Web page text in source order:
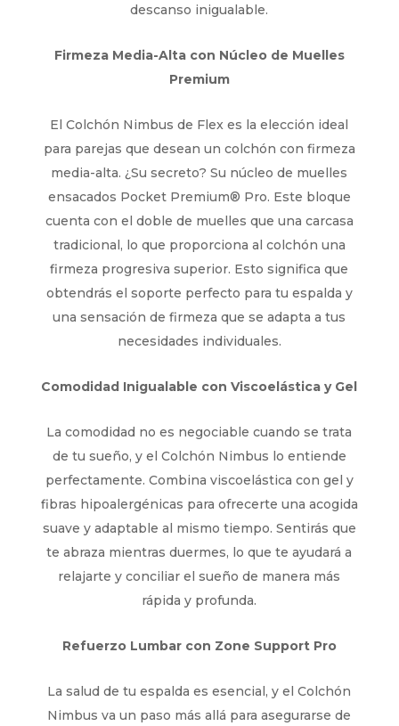
descanso inigualable.
Firmeza Media-Alta con Núcleo de Muelles
Premium
El Colchón Nimbus de Flex es la elección ideal
para parejas que desean un colchón con firmeza
media-alta. ¿Su secreto? Su núcleo de muelles
ensacados Pocket Premium® Pro. Este bloque
cuenta con el doble de muelles que una carcasa
tradicional, lo que proporciona al colchón una
firmeza progresiva superior. Esto significa que
obtendrás el soporte perfecto para tu espalda y
una sensación de firmeza que se adapta a tus
necesidades individuales.
Comodidad Inigualable con Viscoelástica y Gel
La comodidad no es negociable cuando se trata
de tu sueño, y el Colchón Nimbus lo entiende
perfectamente. Combina viscoelástica con gel y
fibras hipoalergénicas para ofrecerte una acogida
suave y adaptable al mismo tiempo. Sentirás que
te abraza mientras duermes, lo que te ayudará a
relajarte y conciliar el sueño de manera más
rápida y profunda.
Refuerzo Lumbar con Zone Support Pro
La salud de tu espalda es esencial, y el Colchón
Nimbus va un paso más allá para asegurarse de